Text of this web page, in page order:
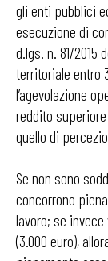
gli enti pubblici
esecuzione di
d.lgs. n. 81/2015
territoriale entro
l’agevolazione
reddito
quello di
Se non sono
concorrono
lavoro; se
(3.000 euro),